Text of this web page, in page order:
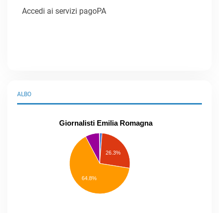
Accedi ai servizi pagoPA
ALBO
Giornalisti Emilia Romagna
26.3%
64.8%